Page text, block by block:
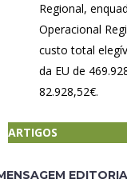
Regional,
Operacional
custo total
da EU de
82.928,52€.
ARTIGOS